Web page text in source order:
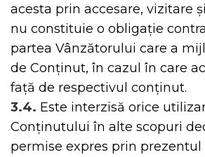
acesta prin accesare, vizitare
nu constituie o obligație
partea Vânzătorului care a
de Conținut, în cazul în care
față de respectivul conținut.
3.4. Este interzisă orice
Conținutului în alte scopuri
permise expres prin